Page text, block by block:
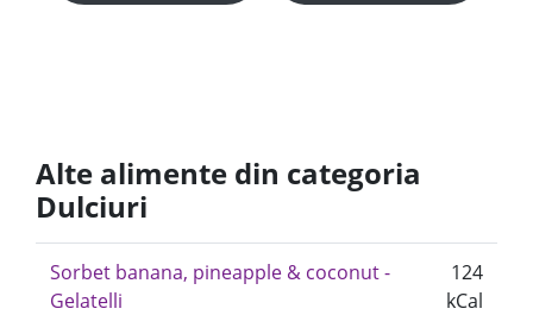
Alte alimente din categoria
Dulciuri
Sorbet banana, pineapple & coconut -
Gelatelli
124
kCal